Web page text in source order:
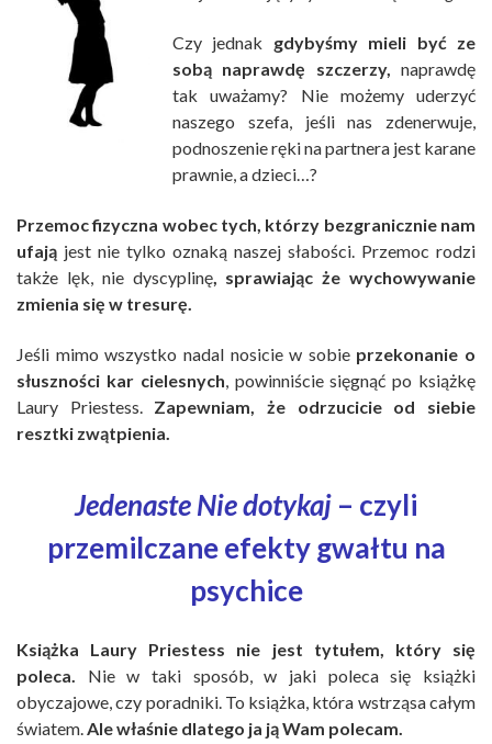
Czy jednak gdybyśmy mieli być ze
sobą naprawdę szczerzy, naprawdę
tak uważamy? Nie możemy uderzyć
naszego szefa, jeśli nas zdenerwuje,
podnoszenie ręki na partnera jest karane
prawnie, a dzieci…?
Przemoc fizyczna wobec tych, którzy bezgranicznie nam
ufają jest nie tylko oznaką naszej słabości. Przemoc rodzi
także lęk, nie dyscyplinę, sprawiając że wychowywanie
zmienia się w tresurę.
Jeśli mimo wszystko nadal nosicie w sobie przekonanie o
słuszności kar cielesnych, powinniście sięgnąć po książkę
Laury Priestess. Zapewniam, że odrzucicie od siebie
resztki zwątpienia.
Jedenaste Nie dotykaj – czyli
przemilczane efekty gwałtu na
psychice
Książka Laury Priestess nie jest tytułem, który się
poleca.
Nie w taki sposób, w jaki poleca się książki
obyczajowe, czy poradniki. To książka, która wstrząsa całym
światem. Ale właśnie dlatego ja ją Wam polecam.